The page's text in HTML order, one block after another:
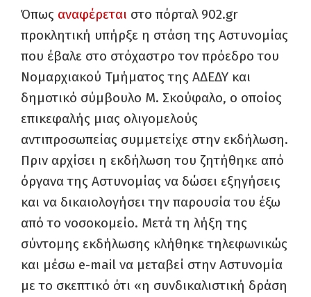
Όπως αναφέρεται στο πόρταλ 902.gr
προκλητική υπήρξε η στάση της Αστυνομίας
που έβαλε στο στόχαστρο τον πρόεδρο του
Νομαρχιακού Τμήματος της ΑΔΕΔΥ και
δημοτικό σύμβουλο Μ. Σκούφαλο, ο οποίος
επικεφαλής μιας ολιγομελούς
αντιπροσωπείας συμμετείχε στην εκδήλωση.
Πριν αρχίσει η εκδήλωση του ζητήθηκε από
όργανα της Αστυνομίας να δώσει εξηγήσεις
και να δικαιολογήσει την παρουσία του έξω
από το νοσοκομείο. Μετά τη λήξη της
σύντομης εκδήλωσης κλήθηκε τηλεφωνικώς
και μέσω e-mail να μεταβεί στην Αστυνομία
με το σκεπτικό ότι «η συνδικαλιστική δράση